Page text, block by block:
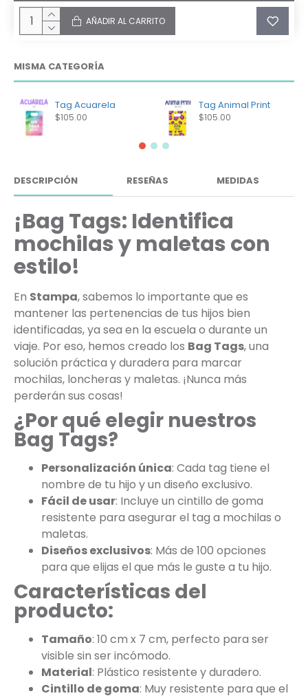
AÑADIR AL CARRITO
MISMA CATEGORÍA
Tag Acuarela
$105.00
Tag Animal Print
$105.00
DESCRIPCIÓN RESEÑAS MEDIDAS
¡Bag Tags: Identifica
mochilas y maletas con
estilo!
En Stampa, sabemos lo importante que es
mantener las pertenencias de tus hijos bien
identificadas, ya sea en la escuela o durante un
viaje. Por eso, hemos creado los Bag Tags, una
solución práctica y duradera para marcar
mochilas, loncheras y maletas. ¡Nunca más
perderán sus cosas!
¿Por qué elegir nuestros
Bag Tags?
Personalización única: Cada tag tiene el
nombre de tu hijo y un diseño exclusivo.
Fácil de usar: Incluye un cintillo de goma
resistente para asegurar el tag a mochilas o
maletas.
Diseños exclusivos: Más de 100 opciones
para que elijas el que más le guste a tu hijo.
Características del
producto:
Tamaño: 10 cm x 7 cm, perfecto para ser
visible sin ser incómodo.
Material: Plástico resistente y duradero.
Cintillo de goma: Muy resistente para que el